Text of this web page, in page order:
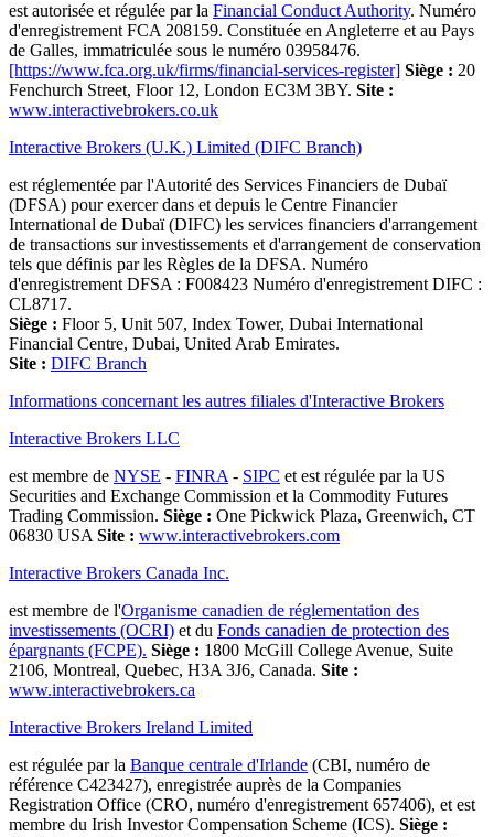
est autorisée et régulée par la Financial Conduct Authority. Numéro
d'enregistrement FCA 208159. Constituée en Angleterre et au Pays
de Galles, immatriculée sous le numéro 03958476.
[https://www.fca.org.uk/firms/financial-services-register] Siège : 20
Fenchurch Street, Floor 12, London EC3M 3BY. Site :
www.interactivebrokers.co.uk
Interactive Brokers (U.K.) Limited (DIFC Branch)
est réglementée par l'Autorité des Services Financiers de Dubaï
(DFSA) pour exercer dans et depuis le Centre Financier
International de Dubaï (DIFC) les services financiers d'arrangement
de transactions sur investissements et d'arrangement de conservation
tels que définis par les Règles de la DFSA. Numéro
d'enregistrement DFSA : F008423 Numéro d'enregistrement DIFC :
CL8717.
Siège : Floor 5, Unit 507, Index Tower, Dubai International
Financial Centre, Dubai, United Arab Emirates.
Site : DIFC Branch
Informations concernant les autres filiales d'Interactive Brokers
Interactive Brokers LLC
est membre de NYSE - FINRA - SIPC et est régulée par la US
Securities and Exchange Commission et la Commodity Futures
Trading Commission. Siège : One Pickwick Plaza, Greenwich, CT
06830 USA Site : www.interactivebrokers.com
Interactive Brokers Canada Inc.
est membre de l'Organisme canadien de réglementation des
investissements (OCRI) et du Fonds canadien de protection des
épargnants (FCPE). Siège : 1800 McGill College Avenue, Suite
2106, Montreal, Quebec, H3A 3J6, Canada. Site :
www.interactivebrokers.ca
Interactive Brokers Ireland Limited
est régulée par la Banque centrale d'Irlande (CBI, numéro de
référence C423427), enregistrée auprès de la Companies
Registration Office (CRO, numéro d'enregistrement 657406), et est
membre du Irish Investor Compensation Scheme (ICS). Siège :